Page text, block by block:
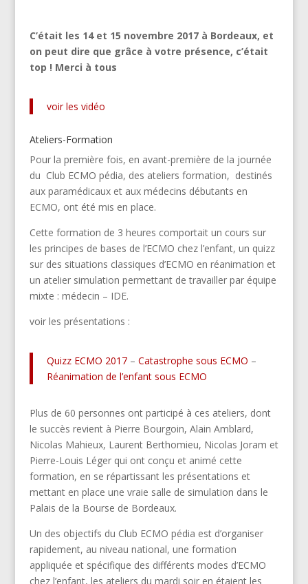
C’était les 14 et 15 novembre 2017 à Bordeaux, et
on peut dire que grâce à votre présence, c’était
top ! Merci à tous
voir les vidéo
Ateliers-Formation
Pour la première fois, en avant-première de la journée
du Club ECMO pédia, des ateliers formation, destinés
aux paramédicaux et aux médecins débutants en
ECMO, ont été mis en place.
Cette formation de 3 heures comportait un cours sur
les principes de bases de l’ECMO chez l’enfant, un quizz
sur des situations classiques d’ECMO en réanimation et
un atelier simulation permettant de travailler par équipe
mixte : médecin – IDE.
voir les présentations :
Quizz ECMO 2017– Catastrophe sous ECMO –
Réanimation de l’enfant sous ECMO
Plus de 60 personnes ont participé à ces ateliers, dont
le succès revient à Pierre Bourgoin, Alain Amblard,
Nicolas Mahieux, Laurent Berthomieu, Nicolas Joram et
Pierre-Louis Léger qui ont conçu et animé cette
formation, en se répartissant les présentations et
mettant en place une vraie salle de simulation dans le
Palais de la Bourse de Bordeaux.
Un des objectifs du Club ECMO pédia est d’organiser
rapidement, au niveau national, une formation
appliquée et spécifique des différents modes d’ECMO
chez l’enfant, les ateliers du mardi soir en étaient les